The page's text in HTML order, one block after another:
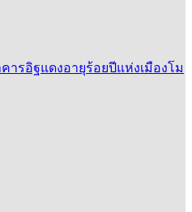
รอิฐแดงอายุร้อยปีแห่งเมืองโม